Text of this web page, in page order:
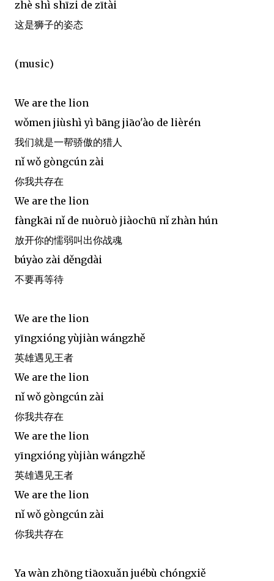
zhè shì shīzi de zītài
这是狮子的姿态
(music)
We are the lion
wǒmen jiùshì yì bāng jiāo'ào de lièrén
我们就是一帮骄傲的猎人
nǐ wǒ gòngcún zài
你我共存在
We are the lion
fàngkāi nǐ de nuòruò jiàochū nǐ zhàn hún
放开你的懦弱叫出你战魂
búyào zài děngdài
不要再等待
We are the lion
yīngxióng yùjiàn wángzhě
英雄遇见王者
We are the lion
nǐ wǒ gòngcún zài
你我共存在
We are the lion
yīngxióng yùjiàn wángzhě
英雄遇见王者
We are the lion
nǐ wǒ gòngcún zài
你我共存在
Ya wàn zhōng tiāoxuǎn juébù chóngxiě